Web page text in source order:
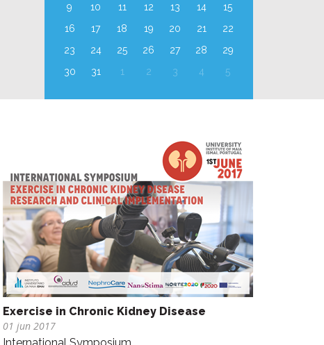
9
10 11 12 13 14
15
16
17 18 19 20 21
22
23
24 25 26 27 28
29
30
31 1 2 3 4 5
Exercise in Chronic Kidney Disease
01 jun 2017